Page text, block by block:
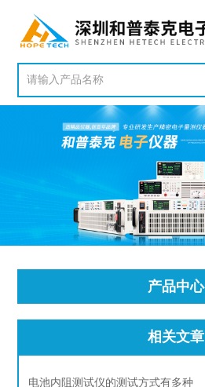
产品中心
相关文章
电池内阻测试仪的测试方式有多种